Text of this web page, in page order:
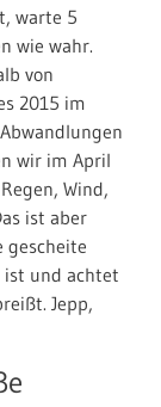
warte 5
wie wahr.
von
2015 im
wir im April
Wind,
ist aber
gescheite
ist und achtet
Jepp,